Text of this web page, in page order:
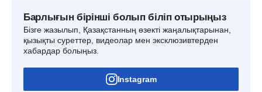
Барлығын бірінші болып біліп отырыңыз
Бізге жазылып, Қазақстанның өзекті жаңалықтарынан,
қызықты суреттер, видеолар мен эксклюзивтерден
хабардар болыңыз.
Instagram